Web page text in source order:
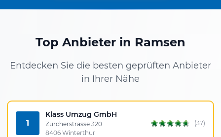
Top Anbieter in Ramsen
Entdecken Sie die besten geprüften Anbieter
in Ihrer Nähe
1
Klass Umzug GmbH
Zürcherstrasse 320
8406 Winterthur
(37)